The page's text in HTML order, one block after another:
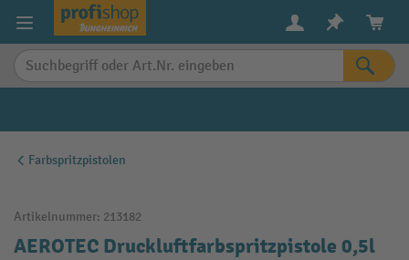
springen
Farbspritzpistolen
Artikelnummer: 213182
AEROTEC Druckluftfarbspritzpistole 0,5l